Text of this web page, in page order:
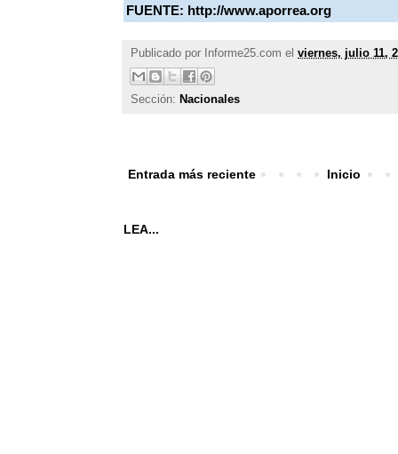
FUENTE: http://www.aporrea.org
Publicado por Informe25.com el viernes, julio 11,
Sección: Nacionales
Entrada más reciente Inicio
LEA...